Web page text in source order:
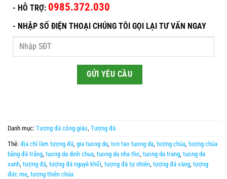
- HỖ TRỢ: 0985.372.030
- NHẬP SỐ ĐIỆN THOẠI CHÚNG TÔI GỌI LẠI TƯ VẤN NGAY
Danh mục: Tượng đá công giáo Tượng đá
Thẻ: địa chỉ làm tượng đá gia tuong da ton tao tuong da tượng chúa tượng chúa
bằng đá trắng tuong da dinh chua tuong da nha tho tuong da trang tuong da
xanh tượng đá tượng đá nguyê khối tượng đá tự nhiên tượng đá vàng tượng
đức mẹ tượng thiên chúa